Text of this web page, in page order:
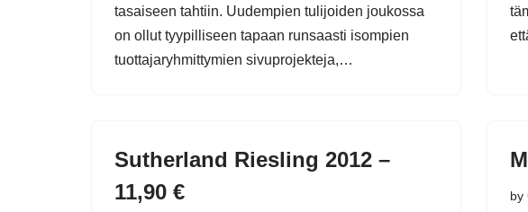
tasaiseen tahtiin. Uudempien tulijoiden joukossa
on ollut tyypilliseen tapaan runsaasti isompien
tuottajaryhmittymien sivuprojekteja,…
Sutherland Riesling 2012 –
11,90 €
by